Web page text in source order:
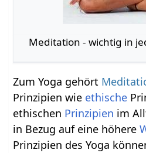
Meditation - wichtig in
Zum Yoga gehört
Prinzipien wie ethische
ethischen Prinzipien im
in Bezug auf eine höhere
Prinzipien des Yoga